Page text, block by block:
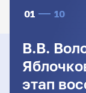
01 10
В.В.
этап